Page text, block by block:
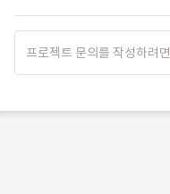
프로젝트 문의를 작성하려면